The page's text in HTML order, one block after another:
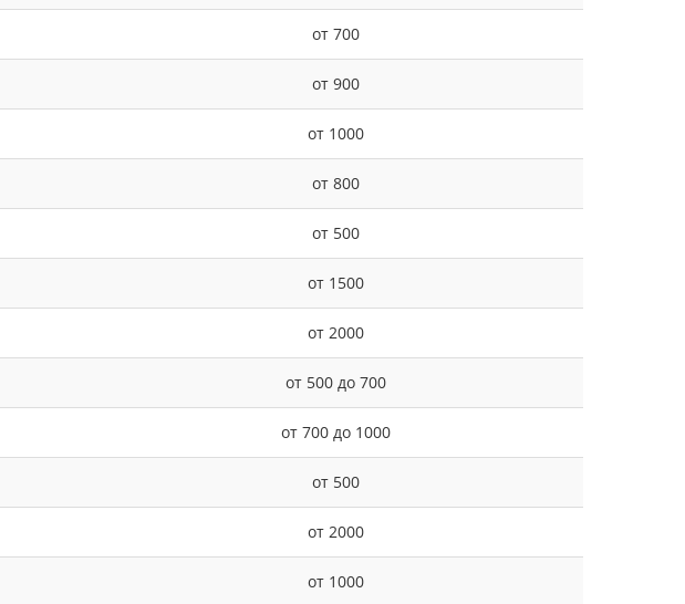
от 700
от 900
от 1000
от 800
от 500
от 1500
от 2000
от 500 до 700
от 700 до 1000
от 500
от 2000
от 1000